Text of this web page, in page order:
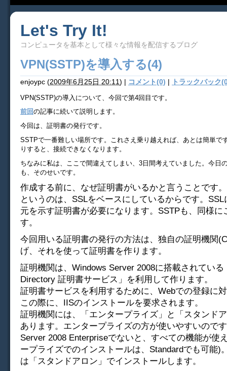
Let's Try It!
コンピュータを基本として様々な情報を配信するブログ
VPN(SSTP)を導入する(4)
enjoypc (2009年6月25日 20:11) | コメント(0) | トラックバック
VPN(SSTP)の導入について、今回で第4回目です。
前回の記事に続いて説明します。
今回は、証明書の発行です。
SSTPで一番難しい場所です。これさえ乗り越えれば、あとは簡単で
りすると、接続できなくなります。
ちなみに私は、ここで間違えてしまい、3日間考えていました。今日
も、そのせいです。
作成する前に、なぜ証明書がいるかと言うことです
というのは、SSLをベースにしているからです。
元を示す証明書が必要になります。SSTPも、同様に
す。
今回用いる証明書の発行の方法は、独自の証明機関
げ、それを使って証明書を作ります。
証明機関は、Windows Server 2008に搭載されている
Directory 証明書サービス」を利用して作ります。
証明書サービスを利用するために、Webでの登録に
この際に、IISのインストールを要求されます。
証明機関には、「エンタープライズ」と「スタンド
あります。エンタープライズの方が使いやすいので
Server 2008 Enterpriseでないと、すべての機能が使
ープライズでのインストールは、Standardでも可能)
は「スタンドアロン」でインストールします。